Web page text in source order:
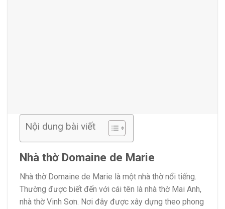
Nội dung bài viết
Nhà thờ Domaine de Marie
Nhà thờ Domaine de Marie là một nhà thờ nổi tiếng.
Thường được biết đến với cái tên là nhà thờ Mai Anh,
nhà thờ Vinh Sơn. Nơi đây được xây dựng theo phong